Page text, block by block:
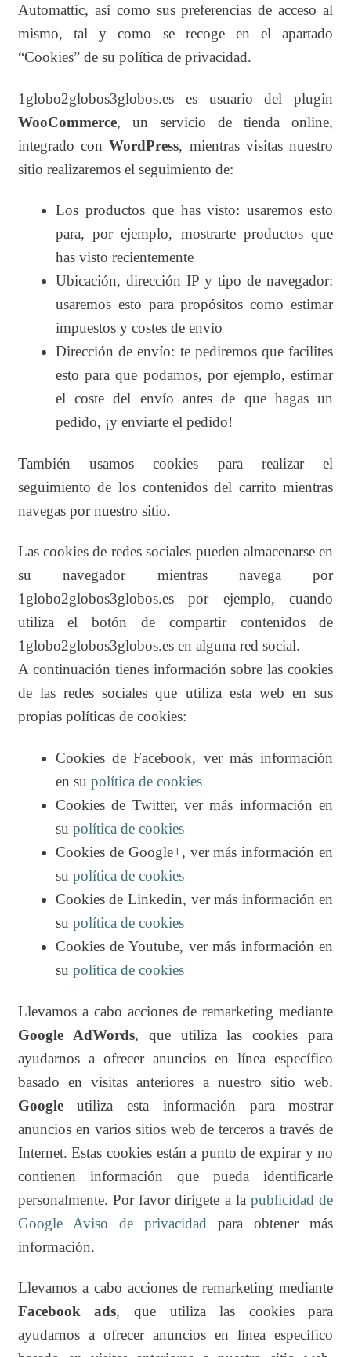
Automattic, así como sus preferencias de acceso al
mismo, tal y como se recoge en el apartado
“Cookies” de su política de privacidad.
1globo2globos3globos.es es usuario del plugin
WooCommerce, un servicio de tienda online,
integrado conWordPress, mientras visitas nuestro
sitio realizaremos el seguimiento de:
Los productos que has visto: usaremos esto
para, por ejemplo, mostrarte productos que
has visto recientemente
Ubicación, dirección IP y tipo de navegador:
usaremos esto para propósitos como estimar
impuestos y costes de envío
Dirección de envío: te pediremos que facilites
esto para que podamos, por ejemplo, estimar
el coste del envío antes de que hagas un
pedido, ¡y enviarte el pedido!
También usamos cookies para realizar el
seguimiento de los contenidos del carrito mientras
navegas por nuestro sitio.
Las cookies de redes sociales pueden almacenarse en
su navegador mientras navega por
1globo2globos3globos.es por ejemplo, cuando
utiliza el botón de compartir contenidos de
1globo2globos3globos.es en alguna red social.
A continuación tienes información sobre las cookies
de las redes sociales que utiliza esta web en sus
propias políticas de cookies:
Cookies de Facebook, ver más información
en su política de cookies
Cookies de Twitter, ver más información en
su política de cookies
Cookies de Google+, ver más información en
su política de cookies
Cookies de Linkedin, ver más información en
su política de cookies
Cookies de Youtube, ver más información en
su política de cookies
Llevamos a cabo acciones de remarketing mediante
Google AdWords, que utiliza las cookies para
ayudarnos a ofrecer anuncios en línea específico
basado en visitas anteriores a nuestro sitio web.
Googleutiliza esta información para mostrar
anuncios en varios sitios web de terceros a través de
Internet. Estas cookies están a punto de expirar y no
contienen información que pueda identificarle
personalmente. Por favor dirígete a lapublicidad de
Google Aviso de privacidad para obtener más
información.
Llevamos a cabo acciones de remarketing mediante
Facebook ads, que utiliza las cookies para
ayudarnos a ofrecer anuncios en línea específico